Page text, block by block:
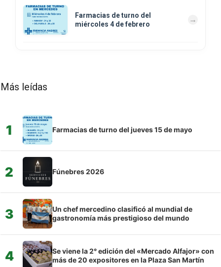
Farmacias de turno del
miércoles 4 de febrero
Más leídas
1 Farmacias de turno del jueves 15 de mayo
2 Fúnebres 2026
3
Un chef mercedino clasificó al mundial de
gastronomía más prestigioso del mundo
4
Se viene la 2° edición del «Mercado Alfajor» con
más de 20 expositores en la Plaza San Martín